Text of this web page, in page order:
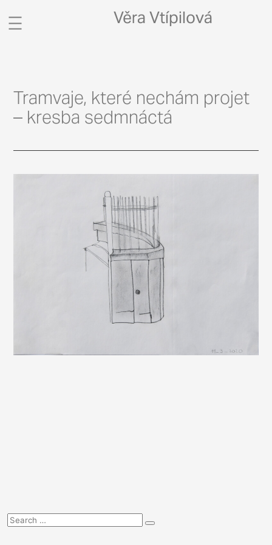
Věra Vtípilová
PORTFOLIO
PROJEKTY
BLOG
Tramvaje, které nechám projet
– kresba sedmnáctá
Hledat:
Hledat